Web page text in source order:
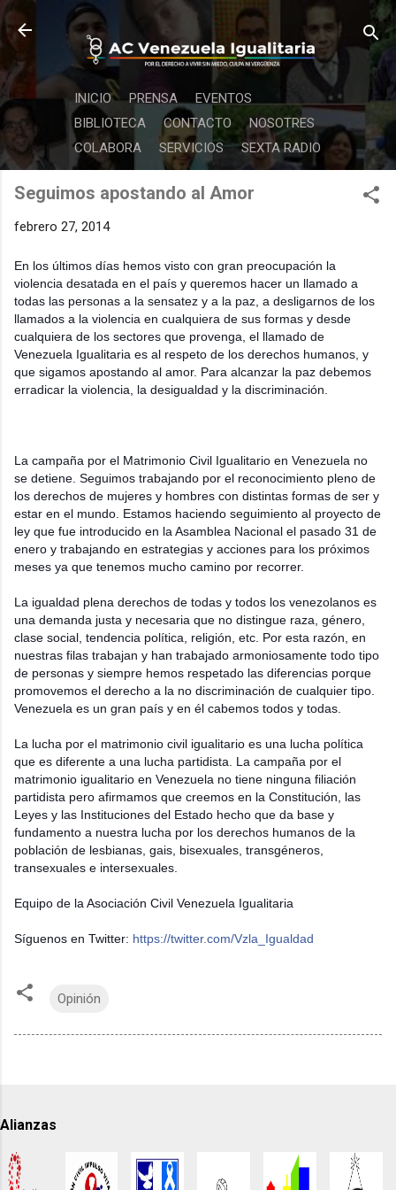
Ir al contenido principal
INICIO PRENSA
EVENTOS
BIBLIOTECA
CONTACTO
NOSOTRES
COLABORA
SERVICIOS SEXTA RADIO
Seguimos apostando al Amor
febrero 27, 2014
En los últimos días hemos visto con gran preocupación la
violencia desatada en el país y queremos hacer un llamado a
todas las personas a la sensatez y a la paz, a desligarnos de los
llamados a la violencia en cualquiera de sus formas y desde
cualquiera de los sectores que provenga, el llamado de
Venezuela Igualitaria es al respeto de los derechos humanos, y
que sigamos apostando al amor. Para alcanzar la paz debemos
erradicar la violencia, la desigualdad y la discriminación.
La campaña por el Matrimonio Civil Igualitario en Venezuela no
se detiene. Seguimos trabajando por el reconocimiento pleno de
los derechos de mujeres y hombres con distintas formas de ser y
estar en el mundo. Estamos haciendo seguimiento al proyecto de
ley que fue introducido en la Asamblea Nacional el pasado 31 de
enero y trabajando en estrategias y acciones para los próximos
meses ya que tenemos mucho camino por recorrer.
La igualdad plena derechos de todas y todos los venezolanos es
una demanda justa y necesaria que no distingue raza, género,
clase social, tendencia política, religión, etc. Por esta razón, en
nuestras filas trabajan y han trabajado armoniosamente todo tipo
de personas y siempre hemos respetado las diferencias porque
promovemos el derecho a la no discriminación de cualquier tipo.
Venezuela es un gran país y en él cabemos todos y todas.
La lucha por el matrimonio civil igualitario es una lucha política
que es diferente a una lucha partidista. La campaña por el
matrimonio igualitario en Venezuela no tiene ninguna filiación
partidista pero afirmamos que creemos en la Constitución, las
Leyes y las Instituciones del Estado hecho que da base y
fundamento a nuestra lucha por los derechos humanos de la
población de lesbianas, gais, bisexuales, transgéneros,
transexuales e intersexuales.
Equipo de la Asociación Civil Venezuela Igualitaria
Síguenos en Twitter: https://twitter.com/Vzla_Igualdad
Opinión
Alianzas